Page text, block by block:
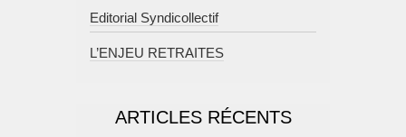
Editorial Syndicollectif
L’ENJEU RETRAITES
ARTICLES RÉCENTS